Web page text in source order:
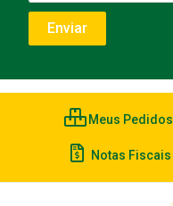
Meus Pedidos
Notas Fiscais